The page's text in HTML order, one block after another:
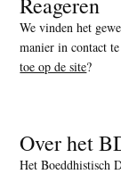
We vinden het
manier in contact
toe op de site?
Over het
Het Boeddhistisch